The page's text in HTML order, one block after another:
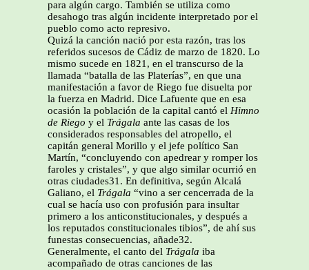
para algún cargo. También se utiliza como
desahogo tras algún incidente interpretado por el
pueblo como acto represivo.
Quizá la canción nació por esta razón, tras los
referidos sucesos de Cádiz de marzo de 1820. Lo
mismo sucede en 1821, en el transcurso de la
llamada “batalla de las Platerías”, en que una
manifestación a favor de Riego fue disuelta por
la fuerza en Madrid. Dice Lafuente que en esa
ocasión la población de la capital cantó el Himno
de Riego y el Trágala ante las casas de los
considerados responsables del atropello, el
capitán general Morillo y el jefe político San
Martín, “concluyendo con apedrear y romper los
faroles y cristales”, y que algo similar ocurrió en
otras ciudades31. En definitiva, según Alcalá
Galiano, el Trágala “vino a ser cencerrada de la
cual se hacía uso con profusión para insultar
primero a los anticonstitucionales, y después a
los reputados constitucionales tibios”, de ahí sus
funestas consecuencias, añade32.
Generalmente, el canto del Trágala iba
acompañado de otras canciones de las